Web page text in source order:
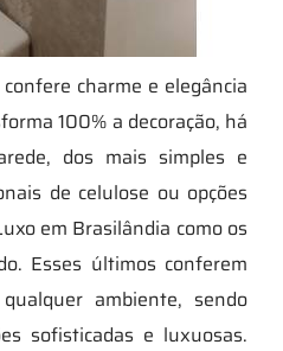
charme e elegância
100% a decoração, há
dos mais simples e
de celulose ou opções
em Brasilândia como os
Esses últimos conferem
ambiente, sendo
sofisticadas e luxuosas.